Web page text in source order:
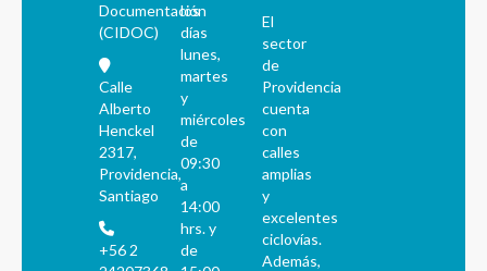
Documentación
(CIDOC)
Calle
Alberto
Henckel
2317,
Providencia,
Santiago
+56 2
los
días
lunes,
martes
y
miércoles
de
09:30
a
14:00
hrs. y
de
El
sector
de
Providencia
cuenta
con
calles
amplias
y
excelentes
ciclovías.
Además,